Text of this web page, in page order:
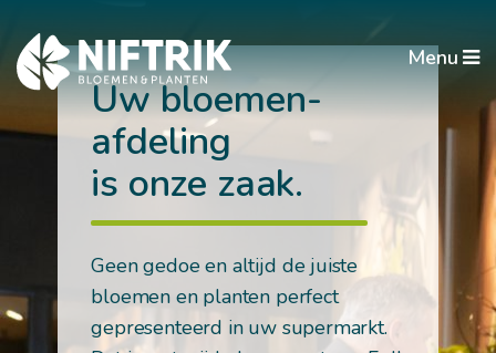
Menu
Uw bloemen­
afdeling
is onze zaak.
Geen gedoe en altijd de juiste
bloemen en planten perfect
gepresenteerd in uw supermarkt.